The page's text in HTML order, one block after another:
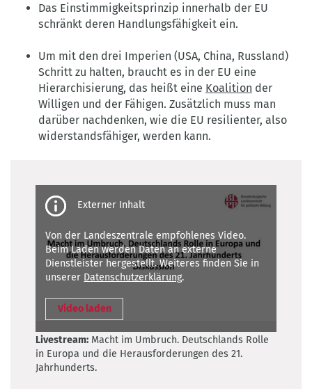
Das Einstimmigkeitsprinzip innerhalb der EU
schränkt deren Handlungsfähigkeit ein.
Um mit den drei Imperien (USA, China, Russland)
Schritt zu halten, braucht es in der EU eine
Hierarchisierung, das heißt eine Koalition der
Willigen und der Fähigen. Zusätzlich muss man
darüber nachdenken, wie die EU resilienter, also
widerstandsfähiger, werden kann.
party
content
Von der Landeszentrale empfohlenes Video.
Beim Laden werden Daten an externe
Dienstleister hergestellt. Weiteres finden Sie in
unserer Datenschutzerklärung.
Video laden
Livestream: Macht im Umbruch. Deutschlands Rolle
in Europa und die Herausforderungen des 21.
Jahrhunderts.